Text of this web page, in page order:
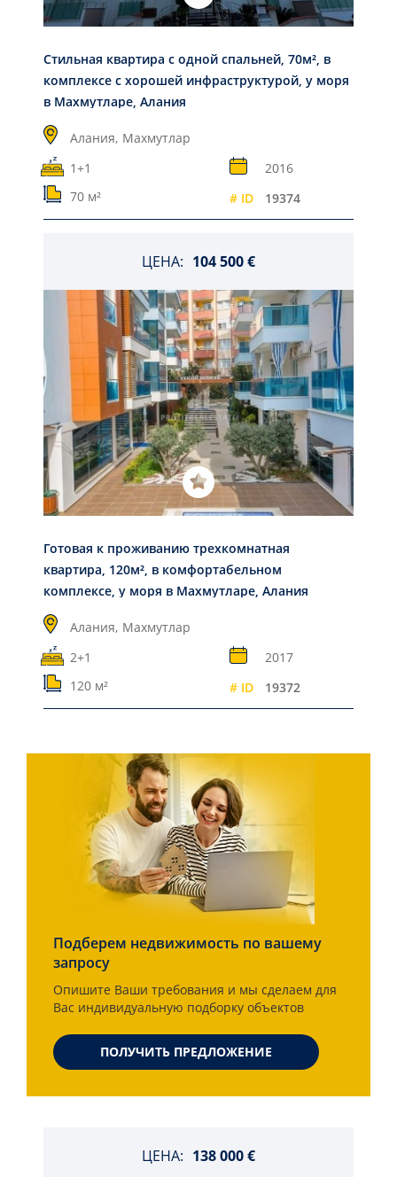
Стильная квартира с одной спальней, 70м², в
комплексе с хорошей инфраструктурой, у моря
в Махмутларе, Алания
Алания, Махмутлар
1+1
2016
70 м²
# ID 19374
ЦЕНА: 104 500 €
Готовая к проживанию трехкомнатная
квартира, 120м², в комфортабельном
комплексе, у моря в Махмутларе, Алания
Алания, Махмутлар
2+1
2017
120 м²
# ID 19372
Подберем недвижимость по вашему
запросу
Опишите Ваши требования и мы сделаем для
Вас индивидуальную подборку объектов
ПОЛУЧИТЬ ПРЕДЛОЖЕНИЕ
ЦЕНА: 138 000 €